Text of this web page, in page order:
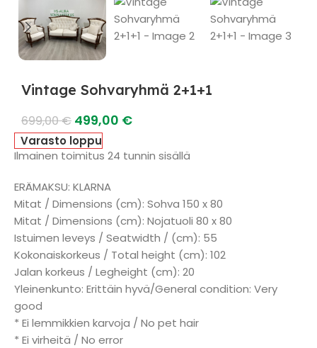
Vintage Sohvaryhmä 2+1+1
699,00€ 499,00 €
Varasto loppu
Ilmainen toimitus 24 tunnin sisällä
ERÄMAKSU: KLARNA
Mitat / Dimensions (cm): Sohva 150 x 80
Mitat / Dimensions (cm): Nojatuoli 80 x 80
Istuimen leveys / Seatwidth / (cm): 55
Kokonaiskorkeus / Total height (cm): 102
Jalan korkeus / Legheight (cm): 20
Yleinenkunto: Erittäin hyvä/General condition: Very
good
* Ei lemmikkien karvoja / No pet hair
* Ei virheitä / No error